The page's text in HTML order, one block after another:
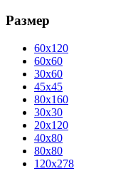
Размер
60x120
60x60
30x60
45x45
80x160
30x30
20x120
40x80
80x80
120x278